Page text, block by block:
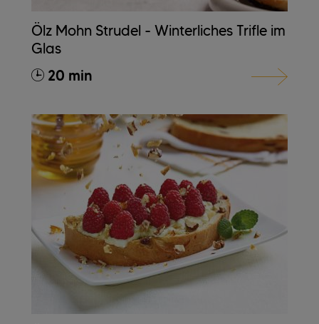
Ölz Mohn Strudel - Winterliches Trifle im
Glas
20 min